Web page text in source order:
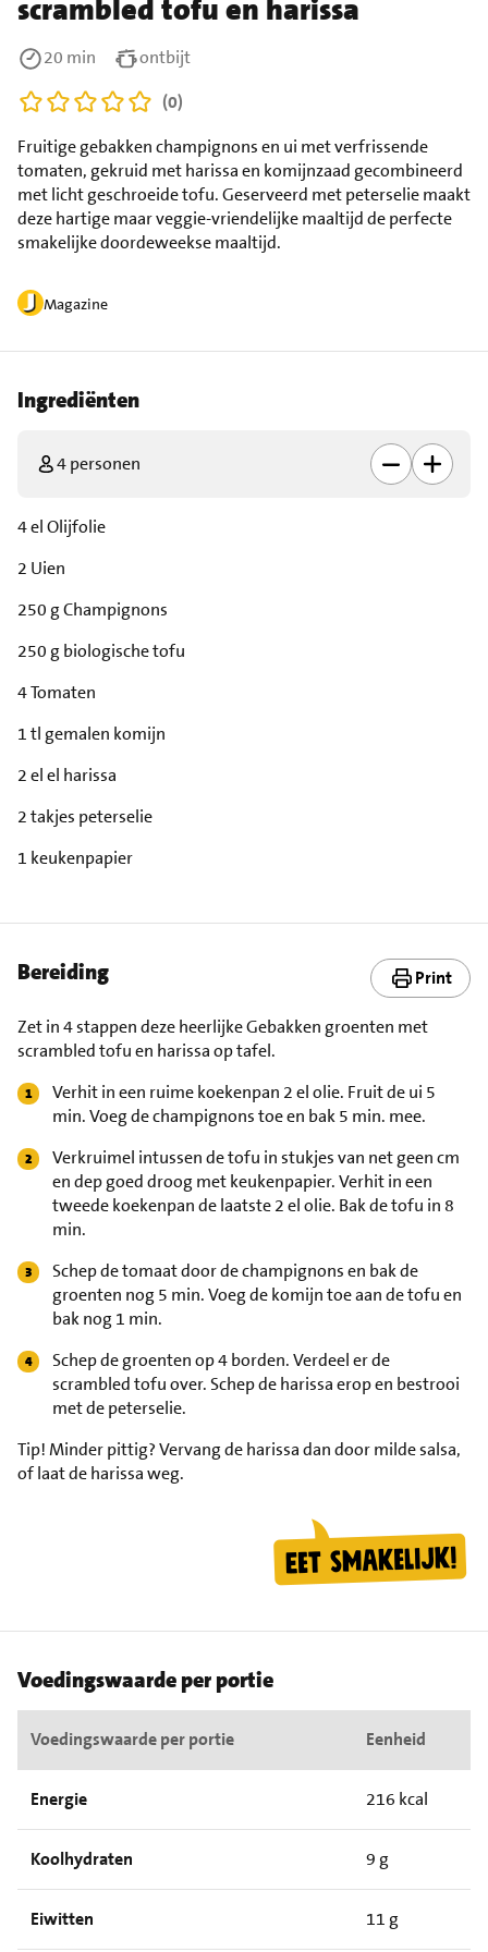
scrambled tofu en harissa
Magazine
Fruitige gebakken champignons en ui met verfrissende
tomaten, gekruid met harissa en komijnzaad gecombineerd
met licht geschroeide tofu. Geserveerd met peterselie maakt
deze hartige maar veggie-vriendelijke maaltijd de perfecte
smakelijke doordeweekse maaltijd.
20 min
ontbijt
(0)
Ingrediënten
4 personen
4 el Olijfolie
2 Uien
250 g Champignons
250 g biologische tofu
4 Tomaten
1 tl gemalen komijn
2 el el harissa
2 takjes peterselie
1 keukenpapier
Bereiding Print
Zet in 4 stappen deze heerlijke Gebakken groenten met
scrambled tofu en harissa op tafel.
Verhit in een ruime koekenpan 2 el olie. Fruit de ui 5
min. Voeg de champignons toe en bak 5 min. mee.
Verkruimel intussen de tofu in stukjes van net geen cm
en dep goed droog met keukenpapier. Verhit in een
tweede koekenpan de laatste 2 el olie. Bak de tofu in 8
min.
Schep de tomaat door de champignons en bak de
groenten nog 5 min. Voeg de komijn toe aan de tofu en
bak nog 1 min.
Schep de groenten op 4 borden. Verdeel er de
scrambled tofu over. Schep de harissa erop en bestrooi
met de peterselie.
Tip!Minder pittig? Vervang de harissa dan door milde salsa,
of laat de harissa weg.
Voedingswaarde per portie
Voedingswaarde per portie Eenheid
Energie 216 kcal
Koolhydraten 9 g
Eiwitten 11 g